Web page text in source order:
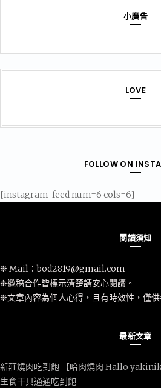
小廣告
LOVE
FOLLOW ON
[instagram-feed num=6 cols=6]
閱讀須知
❉ Mail：bod2819@gmail.com
❉邀稿合作皆標示清楚請安心閱讀。
❉文章內容為個人心得，且有時效性，僅供
最新文章
新莊燒肉吃到飽 【哈肉燒肉 Hallo
生食干貝通通吃到飽